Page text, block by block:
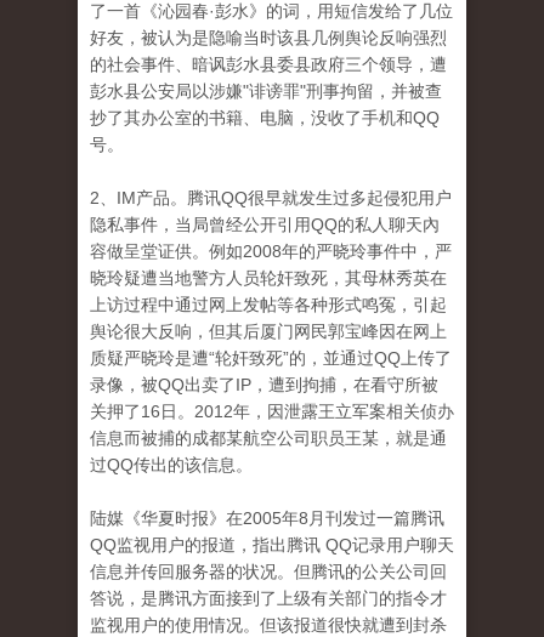
了一首《沁园春·彭水》的词，用短信发给了几位
好友，被认为是隐喻当时该县几例舆论反响强烈
的社会事件、暗讽彭水县委县政府三个领导，遭
彭水县公安局以涉嫌"诽谤罪"刑事拘留，并被查
抄了其办公室的书籍、电脑，没收了手机和QQ
号。
2、IM产品。腾讯QQ很早就发生过多起侵犯用户
隐私事件，当局曾经公开引用QQ的私人聊天內
容做呈堂证供。例如2008年的严晓玲事件中，严
晓玲疑遭当地警方人员轮奸致死，其母林秀英在
上访过程中通过网上发帖等各种形式鸣冤，引起
舆论很大反响，但其后厦门网民郭宝峰因在网上
质疑严晓玲是遭“轮奸致死”的，並通过QQ上传了
录像，被QQ出卖了IP，遭到拘捕，在看守所被
关押了16日。2012年，因泄露王立军案相关侦办
信息而被捕的成都某航空公司职员王某，就是通
过QQ传出的该信息。
陆媒《华夏时报》在2005年8月刊发过一篇腾讯
QQ监视用户的报道，指出腾讯 QQ记录用户聊天
信息并传回服务器的状况。但腾讯的公关公司回
答说，是腾讯方面接到了上级有关部门的指令才
监视用户的使用情况。但该报道很快就遭到封杀